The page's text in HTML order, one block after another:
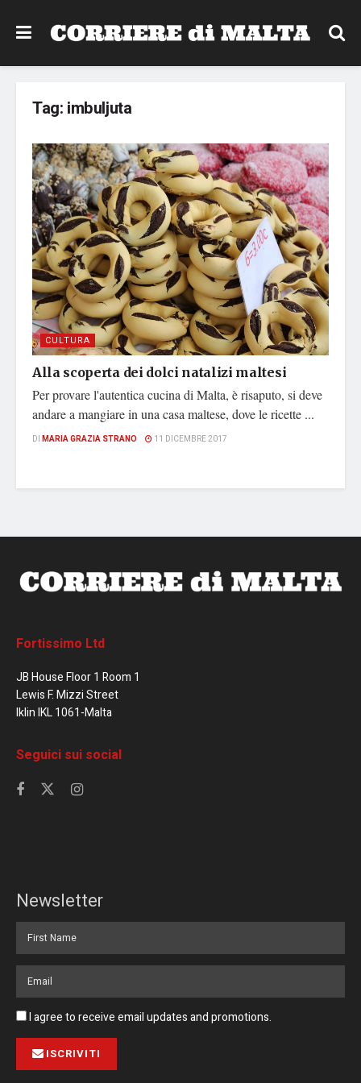
Tag: imbuljuta
CULTURA
Alla scoperta dei dolci natalizi maltesi
Per provare l'autentica cucina di Malta, è risaputo, si deve
andare a mangiare in una casa maltese, dove le ricette ...
DI MARIA GRAZIA STRANO 11 DICEMBRE 2017
Fortissimo Ltd
JB House Floor 1 Room 1
Lewis F. Mizzi Street
Iklin IKL 1061-Malta
Seguici sui social
Newsletter
I agree to receive email updates and promotions.
ISCRIVITI